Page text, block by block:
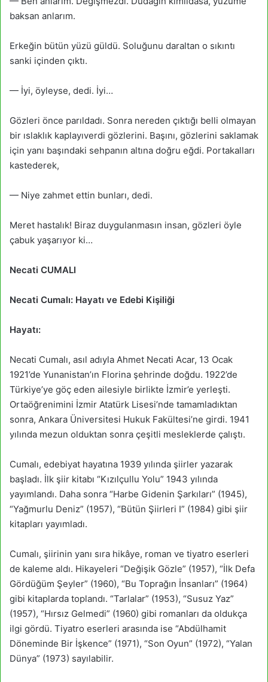
baksan anlarım.
Erkeğin bütün yüzü güldü. Soluğunu daraltan o sıkıntı
sanki içinden çıktı.
— İyi, öyleyse, dedi. İyi…
Gözleri önce parıldadı. Sonra nereden çıktığı belli olmayan
bir ıslaklık kaplayıverdi gözlerini. Başını, gözlerini saklamak
için yanı başındaki sehpanın altına doğru eğdi. Portakalları
kastederek,
— Niye zahmet ettin bunları, dedi.
Meret hastalık! Biraz duygulanmasın insan, gözleri öyle
çabuk yaşarıyor ki…
Necati CUMALI
Necati Cumalı: Hayatı ve Edebi Kişiliği
Hayatı:
Necati Cumalı, asıl adıyla Ahmet Necati Acar, 13 Ocak
1921’de Yunanistan’ın Florina şehrinde doğdu. 1922’de
Türkiye’ye göç eden ailesiyle birlikte İzmir’e yerleşti.
Ortaöğrenimini İzmir Atatürk Lisesi’nde tamamladıktan
sonra, Ankara Üniversitesi Hukuk Fakültesi’ne girdi. 1941
yılında mezun olduktan sonra çeşitli mesleklerde çalıştı.
Cumalı, edebiyat hayatına 1939 yılında şiirler yazarak
başladı. İlk şiir kitabı “Kızılçullu Yolu” 1943 yılında
yayımlandı. Daha sonra “Harbe Gidenin Şarkıları” (1945),
“Yağmurlu Deniz” (1957), “Bütün Şiirleri I” (1984) gibi şiir
kitapları yayımladı.
Cumalı, şiirinin yanı sıra hikâye, roman ve tiyatro eserleri
de kaleme aldı. Hikayeleri “Değişik Gözle” (1957), “İlk Defa
Gördüğüm Şeyler” (1960), “Bu Toprağın İnsanları” (1964)
gibi kitaplarda toplandı. “Tarlalar” (1953), “Susuz Yaz”
(1957), “Hırsız Gelmedi” (1960) gibi romanları da oldukça
ilgi gördü. Tiyatro eserleri arasında ise “Abdülhamit
Döneminde Bir İşkence” (1971), “Son Oyun” (1972), “Yalan
Dünya” (1973) sayılabilir.